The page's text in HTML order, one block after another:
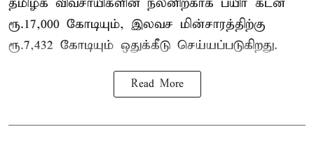
தமிழக விவசாயிகளின் நலனிற்காக பயிர் கடன்
ரூ.17,000 கோடியும், இலவச மின்சாரத்திற்கு
ரூ.7,432 கோடியும் ஒதுக்கீடு செய்யப்படுகிறது.
Read More